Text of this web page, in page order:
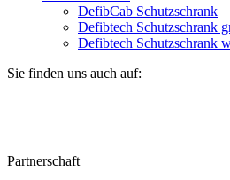
DefibCab Schutzschrank
Defibtech Schutzschrank
Defibtech Schutzschrank
Sie finden uns auch auf:
Partnerschaft